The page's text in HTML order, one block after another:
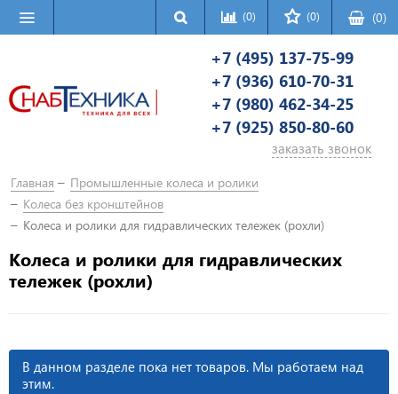
(0) (0) (0)
+7 (495) 137-75-99
+7 (936) 610-70-31
+7 (980) 462-34-25
+7 (925) 850-80-60
заказать звонок
Главная
Промышленные колеса и ролики
Колеса без кронштейнов
Колеса и ролики для гидравлических тележек (рохли)
Колеса и ролики для гидравлических
тележек (рохли)
В данном разделе пока нет товаров. Мы работаем над
этим.